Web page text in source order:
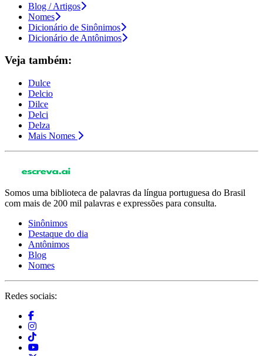
Blog / Artigos
Nomes
Dicionário de Sinônimos
Dicionário de Antônimos
Veja também:
Dulce
Delcio
Dilce
Delci
Delza
Mais Nomes
Somos uma biblioteca de palavras da língua portuguesa do Brasil
com mais de 200 mil palavras e expressões para consulta.
Sinônimos
Destaque do dia
Antônimos
Blog
Nomes
Redes sociais: